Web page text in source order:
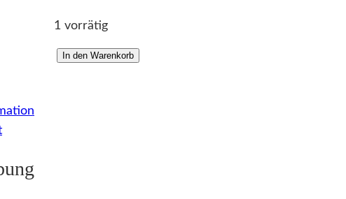
1 vorrätig
In den Warenkorb